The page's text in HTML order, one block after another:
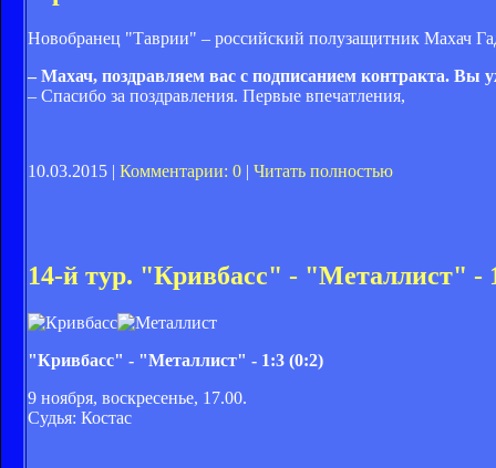
Новобранец "Таврии" – российский полузащитник Махач
– Махач, поздравляем вас с подписанием контракта. Вы
– Спасибо за поздравления. Первые впечатления,
10.03.2015 | Комментарии: 0 | Читать полностью
14-й тур. "Кривбасс" - "Металлист" -
"Кривбасс" - "Металлист" - 1:3 (0:2)
9 ноября, воскресенье, 17.00.
Судья: Костас